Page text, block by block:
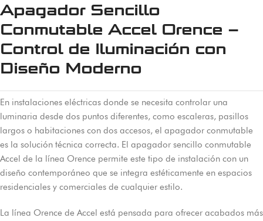
Apagador Sencillo
Conmutable Accel Orence –
Control de Iluminación con
Diseño Moderno
En instalaciones eléctricas donde se necesita controlar una
luminaria desde dos puntos diferentes, como escaleras, pasillos
largos o habitaciones con dos accesos, el apagador conmutable
es la solución técnica correcta. El apagador sencillo conmutable
Accel de la línea Orence permite este tipo de instalación con un
diseño contemporáneo que se integra estéticamente en espacios
residenciales y comerciales de cualquier estilo.
La línea Orence de Accel está pensada para ofrecer acabados más